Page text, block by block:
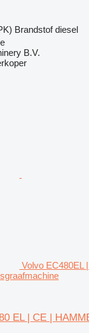
Brandstof diesel
B.V.
Volvo EC480EL
EL | CE |